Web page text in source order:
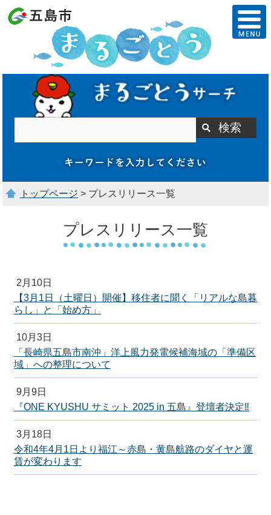
トップページ > プレスリリース一覧
プレスリリース一覧
2月10日
【3月1日（土曜日）開催】移住者に聞く「リアルな島暮
らし」と「始め方」
10月3日
「長崎県五島市南沖」洋上風力発電候補海域の「準備区
域」への整理について
9月9日
『ONE KYUSHU サミット 2025 in 五島』登壇者決定‼
3月18日
令和4年4月1日より福江～赤島・黄島航路のダイヤと運
賃が変わります